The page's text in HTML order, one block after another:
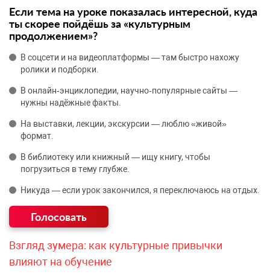
Если тема на уроке показалась интересной, куда
ты скорее пойдёшь за «культурным
продолжением»?
В соцсети и на видеоплатформы — там быстро нахожу
ролики и подборки.
В онлайн‑энциклопедии, научно‑популярные сайты —
нужны надёжные факты.
На выставки, лекции, экскурсии — люблю «живой»
формат.
В библиотеку или книжный — ищу книгу, чтобы
погрузиться в тему глубже.
Никуда — если урок закончился, я переключаюсь на отдых.
Взгляд зумера: как культурные привычки
влияют на обучение